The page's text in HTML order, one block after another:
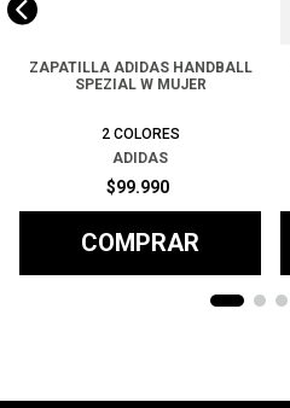
ZAPATILLA ADIDAS HANDBALL
SPEZIAL W MUJER
2 COLORES
ADIDAS
$99.990
COMPRAR